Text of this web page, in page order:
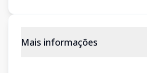
Mais informações